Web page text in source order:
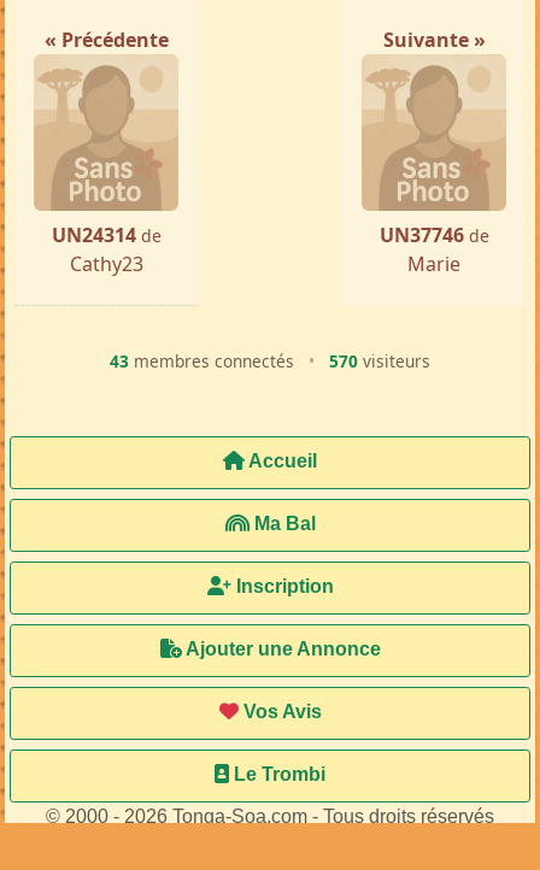
« Précédente
UN24314 de
Cathy23
Suivante »
UN37746 de
Marie
43 membres connectés • 570 visiteurs
Accueil
Ma Bal
Inscription
Ajouter une Annonce
Vos Avis
Le Trombi
© 2000 - 2026 Tonga-Soa.com - Tous droits réservés